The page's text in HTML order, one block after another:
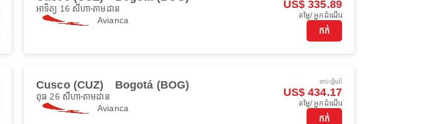
អាទិត្យ 16 សីហា តាមដាន
Avianca
US$ 335.89
តម្លៃ/ អ្នកដំណើរ
កក់
Cusco (CUZ) Bogotá (BOG)
ពុធ 26 សីហា តាមដាន
Avianca
ចាប់ផ្ដើមពី
US$ 434.17
តម្លៃ/ អ្នកដំណើរ
កក់